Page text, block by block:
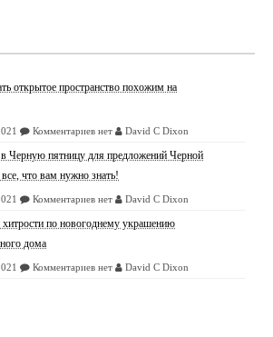
открытое пространство похожим на
Комментариев нет David C Dixon
Черную пятницу для предложений Черной
что вам нужно знать!
Комментариев нет David C Dixon
по новогоднему украшению
дома
Комментариев нет David C Dixon